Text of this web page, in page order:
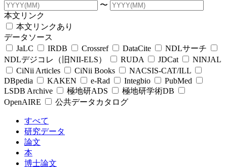
〜
本文リンク
本文リンクあり
データソース
JaLC
IRDB Crossref DataCite
NDLサーチ
NDLデジコレ（旧NII-ELS）
RUDA JDCat
NINJAL
CiNii Articles
CiNii Books
NACSIS-CAT/ILL
DBpedia
KAKEN e-Rad Integbio
PubMed
LSDB Archive
極地研ADS
極地研学術DB
OpenAIRE
公共データカタログ
すべて
研究データ
論文
本
博士論文